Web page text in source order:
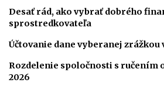
Desať rád, ako vybrať dobrého
sprostredkovateľa
Účtovanie dane vyberanej zrážkou
Rozdelenie spoločnosti s ručením
2026